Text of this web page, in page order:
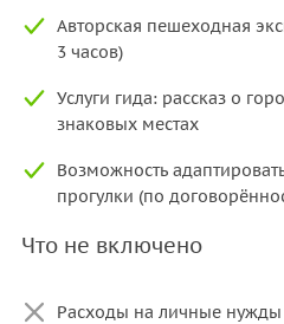
Авторская пешеходная
3 часов)
Услуги гида: рассказ о
знаковых местах
Возможность
прогулки (по
Что не включено
Расходы на личные нужды